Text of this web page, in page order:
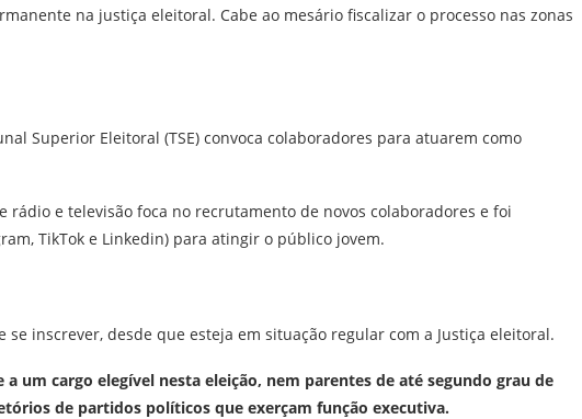
na justiça eleitoral. Cabe ao mesário fiscalizar o processo nas zonas
Superior Eleitoral (TSE) convoca colaboradores para atuarem como
rádio e televisão foca no recrutamento de novos colaboradores e foi
TikTok e Linkedin) para atingir o público jovem.
se inscrever, desde que esteja em situação regular com a Justiça eleitoral.
um cargo elegível nesta eleição, nem parentes de até segundo grau de
de partidos políticos que exerçam função executiva.